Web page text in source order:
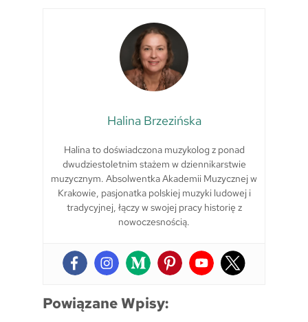
Halina Brzezińska
Halina to doświadczona muzykolog z ponad
dwudziestoletnim stażem w dziennikarstwie
muzycznym. Absolwentka Akademii Muzycznej w
Krakowie, pasjonatka polskiej muzyki ludowej i
tradycyjnej, łączy w swojej pracy historię z
nowoczesnością.
Powiązane Wpisy: